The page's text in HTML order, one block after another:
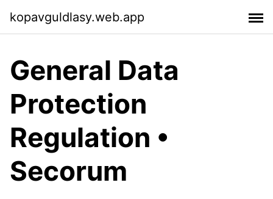
kopavguldlasy.web.app
General Data
Protection
Regulation •
Secorum